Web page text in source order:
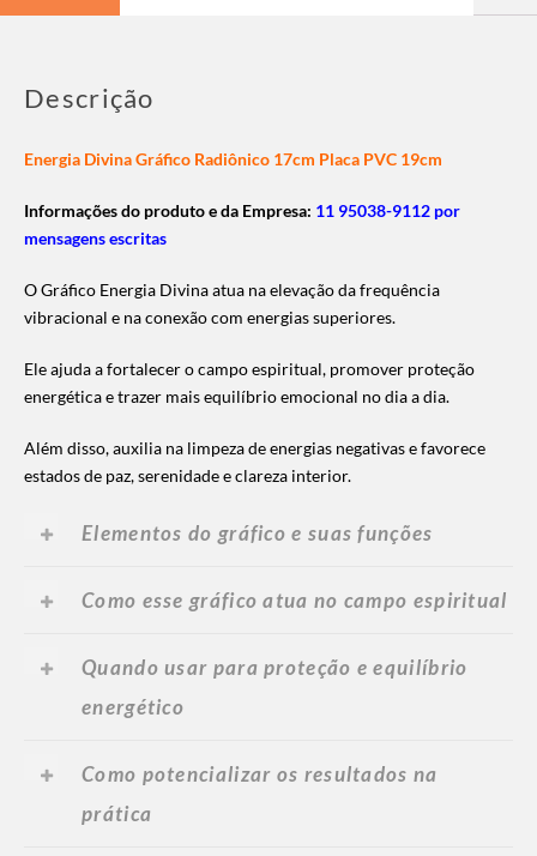
Descrição
Energia Divina Gráfico Radiônico 17cm Placa PVC 19cm
Informações do produto e da Empresa: 11 95038-9112 por
mensagens escritas
O Gráfico Energia Divina atua na elevação da frequência
vibracional e na conexão com energias superiores.
Ele ajuda a fortalecer o campo espiritual, promover proteção
energética e trazer mais equilíbrio emocional no dia a dia.
Além disso, auxilia na limpeza de energias negativas e favorece
estados de paz, serenidade e clareza interior.
Elementos do gráfico e suas funções
Como esse gráfico atua no campo espiritual
Quando usar para proteção e equilíbrio
energético
Como potencializar os resultados na
prática